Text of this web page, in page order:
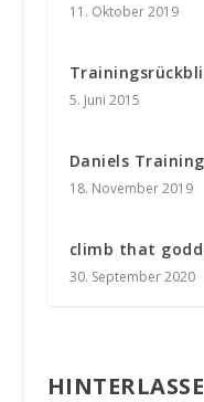
11. Oktober 2019
5. Juni 2015
Daniels
18. November 2019
climb that
30. September 2020